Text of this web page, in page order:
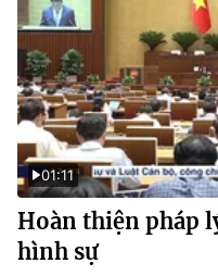
01:11
Hoàn thiện pháp
hình sự